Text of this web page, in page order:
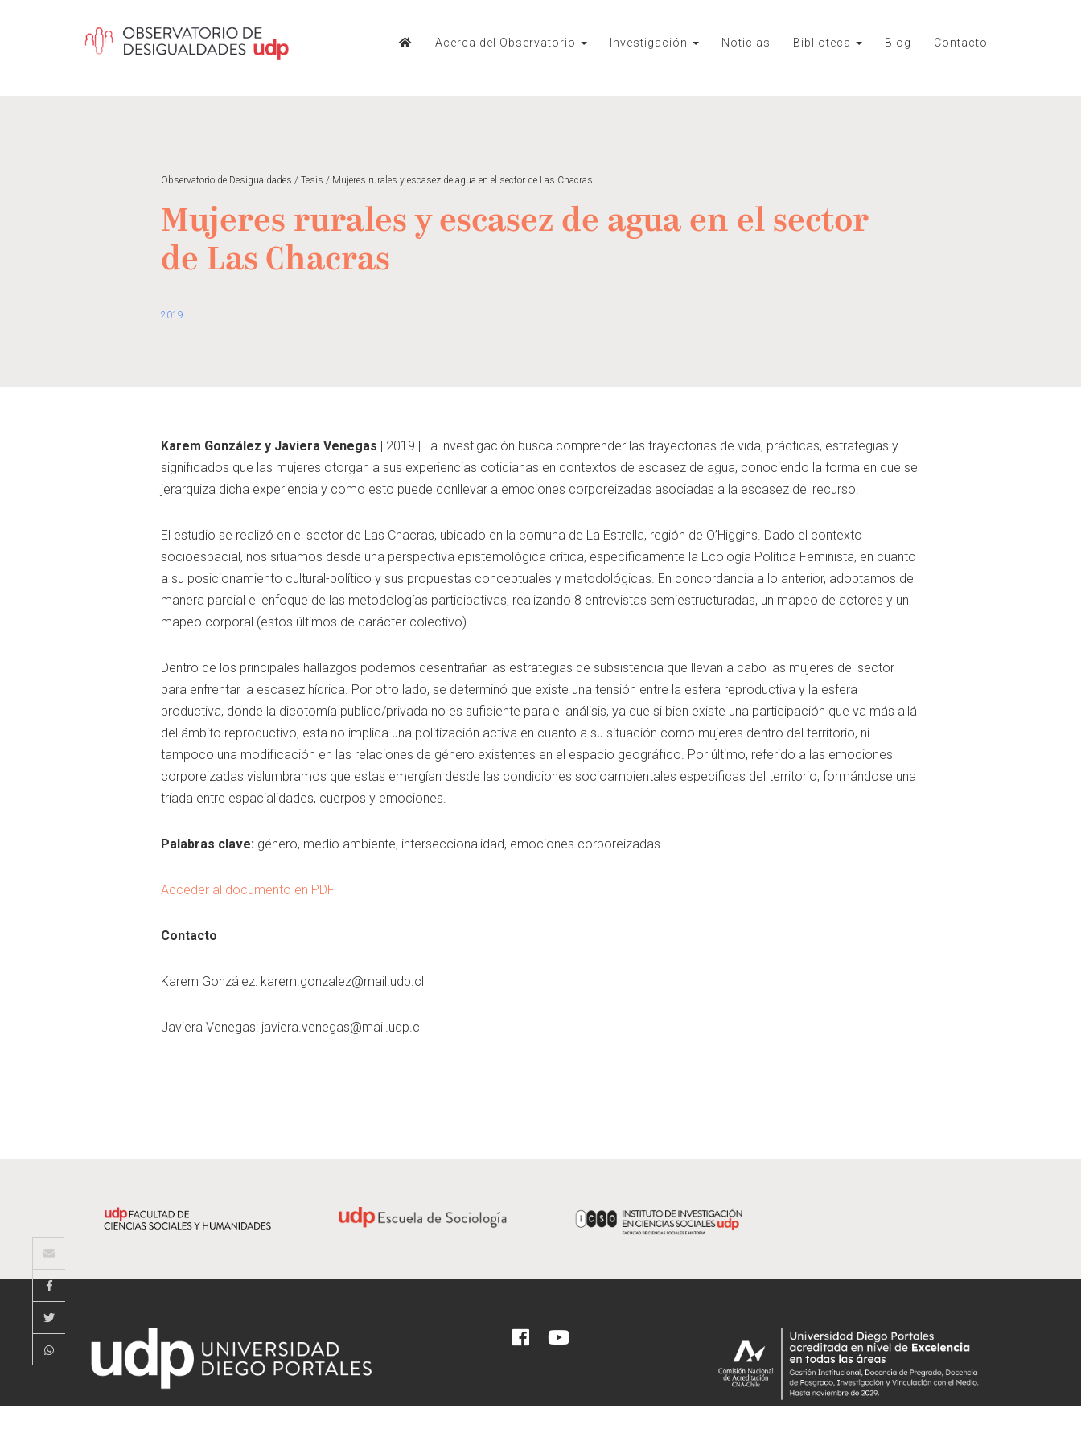
Acerca del Observatorio Investigación Noticias Biblioteca Blog Contacto
Observatorio de Desigualdades / Tesis / Mujeres rurales y escasez de agua en el sector de Las Chacras
Mujeres rurales y escasez de agua en el sector
de Las Chacras
2019
Karem González y Javiera Venegas | 2019 | La investigación busca comprender las trayectorias de vida, prácticas, estrategias y
significados que las mujeres otorgan a sus experiencias cotidianas en contextos de escasez de agua, conociendo la forma en que se
jerarquiza dicha experiencia y como esto puede conllevar a emociones corporeizadas asociadas a la escasez del recurso.
El estudio se realizó en el sector de Las Chacras, ubicado en la comuna de La Estrella, región de O’Higgins. Dado el contexto
socioespacial, nos situamos desde una perspectiva epistemológica crítica, específicamente la Ecología Política Feminista, en cuanto
a su posicionamiento cultural-político y sus propuestas conceptuales y metodológicas. En concordancia a lo anterior, adoptamos de
manera parcial el enfoque de las metodologías participativas, realizando 8 entrevistas semiestructuradas, un mapeo de actores y un
mapeo corporal (estos últimos de carácter colectivo).
Dentro de los principales hallazgos podemos desentrañar las estrategias de subsistencia que llevan a cabo las mujeres del sector
para enfrentar la escasez hídrica. Por otro lado, se determinó que existe una tensión entre la esfera reproductiva y la esfera
productiva, donde la dicotomía publico/privada no es suficiente para el análisis, ya que si bien existe una participación que va más allá
del ámbito reproductivo, esta no implica una politización activa en cuanto a su situación como mujeres dentro del territorio, ni
tampoco una modificación en las relaciones de género existentes en el espacio geográfico. Por último, referido a las emociones
corporeizadas vislumbramos que estas emergían desde las condiciones socioambientales específicas del territorio, formándose una
tríada entre espacialidades, cuerpos y emociones.
Palabras clave:género, medio ambiente, interseccionalidad, emociones corporeizadas.
Acceder al documento en PDF
Contacto
Karem González: karem.gonzalez@mail.udp.cl
Javiera Venegas: javiera.venegas@mail.udp.cl